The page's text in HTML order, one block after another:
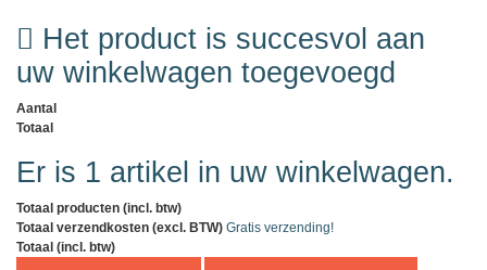
Het product is succesvol aan
uw winkelwagen toegevoegd
Aantal
Totaal
Er is 1 artikel in uw winkelwagen.
Totaal producten (incl. btw)
Totaal verzendkosten (excl. BTW) Gratis verzending!
Totaal (incl. btw)